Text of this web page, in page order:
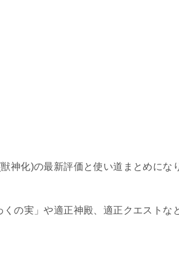
神化)の最新評価と使い道まとめにな
の実」や適正神殿、適正クエストな